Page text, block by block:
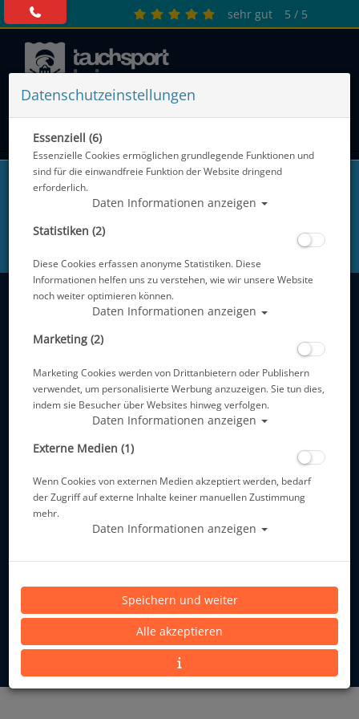
sehr gut 5 / 5
Hier für unseren Tauchsport Heinemann
Kundenservice
Allgemeine Informationen
Zahlungsmöglichkeiten
Widerruf
zzgl. Versandkosten
Datenschutzeinstellungen
Essenziell (6)
Essenzielle Cookies ermöglichen grundlegende Funktionen und
sind für die einwandfreie Funktion der Website dringend
erforderlich.
Daten Informationen anzeigen
Statistiken (2)
Diese Cookies erfassen anonyme Statistiken. Diese
Informationen helfen uns zu verstehen, wie wir unsere Website
noch weiter optimieren können.
Daten Informationen anzeigen
Marketing (2)
Marketing Cookies werden von Drittanbietern oder Publishern
verwendet, um personalisierte Werbung anzuzeigen. Sie tun dies,
indem sie Besucher über Websites hinweg verfolgen.
Daten Informationen anzeigen
Externe Medien (1)
Wenn Cookies von externen Medien akzeptiert werden, bedarf
der Zugriff auf externe Inhalte keiner manuellen Zustimmung
mehr.
Daten Informationen anzeigen
Speichern und weiter
Alle akzeptieren